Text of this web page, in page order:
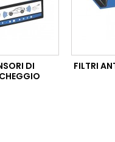
DI
FILTRI